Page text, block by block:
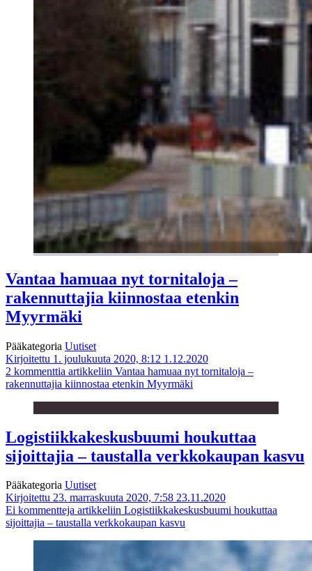
Vantaa hamuaa nyt tornitaloja –
rakennuttajia kiinnostaa etenkin
Myyrmäki
Pääkategoria Uutiset
Kirjoitettu 1. joulukuuta 2020, 8:12 1.12.2020
2 kommenttia artikkeliin Vantaa hamuaa nyt tornitaloja –
rakennuttajia kiinnostaa etenkin Myyrmäki
Logistiikka­keskus­buumi houkuttaa
sijoittajia – taustalla verkkokaupan kasvu
Pääkategoria Uutiset
Kirjoitettu 23. marraskuuta 2020, 7:58 23.11.2020
Ei kommentteja artikkeliin Logistiikka­keskus­buumi houkuttaa
sijoittajia – taustalla verkkokaupan kasvu